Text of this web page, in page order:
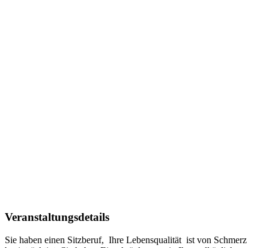
Veranstaltungsdetails
Sie haben einen Sitzberuf, Ihre Lebensqualität ist von Schmerz